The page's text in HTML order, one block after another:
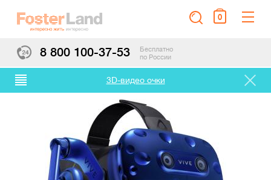
0
8 800 100-37-53
Бесплатно
по России
3D-видео очки